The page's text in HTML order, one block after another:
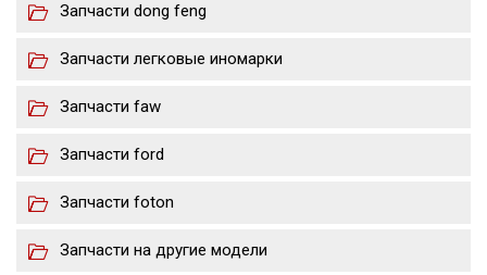
Запчасти dong feng
Запчасти легковые иномарки
Запчасти faw
Запчасти ford
Запчасти foton
Запчасти на другие модели